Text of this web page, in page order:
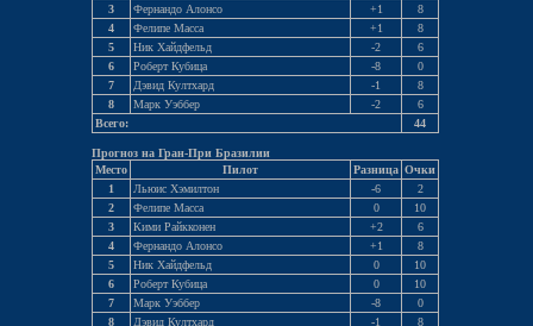
3
Фернандо Алонсо +1
8
4
Фелипе Масса +1
8
5
Ник Хайдфельд -2
6
6
Роберт Кубица -8
0
7
Дэвид Култхард -1
8
8
Марк Уэббер -2
6
Всего:
44
Прогноз на Гран-При Бразилии
Место
Пилот Разница Очки
1
Льюис Хэмилтон -6
2
2
Фелипе Масса 0
10
3
Кими Райкконен +2
6
4
Фернандо Алонсо +1
8
5
Ник Хайдфельд 0
10
6
Роберт Кубица 0
10
7
Марк Уэббер -8
0
8
Дэвид Култхард -1 8